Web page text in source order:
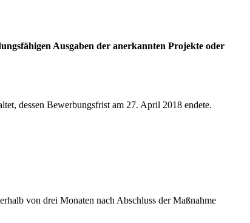
Ausgaben der anerkannten Projekte oder
dessen Bewerbungsfrist am 27. April 2018 endete.
von drei Monaten nach Abschluss der Maßnahme